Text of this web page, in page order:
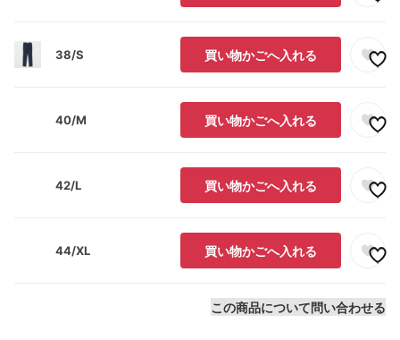
38/S 買い物かごへ入れる
40/M 買い物かごへ入れる
42/L 買い物かごへ入れる
44/XL 買い物かごへ入れる
この商品について問い合わせる